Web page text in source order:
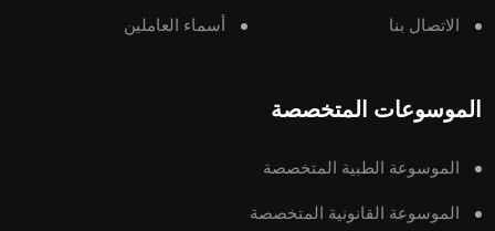
الاتصال بنا أسماء العاملين
الموسوعات المتخصصة
الموسوعة الطبية المتخصصة
الموسوعة القانونية المتخصصة